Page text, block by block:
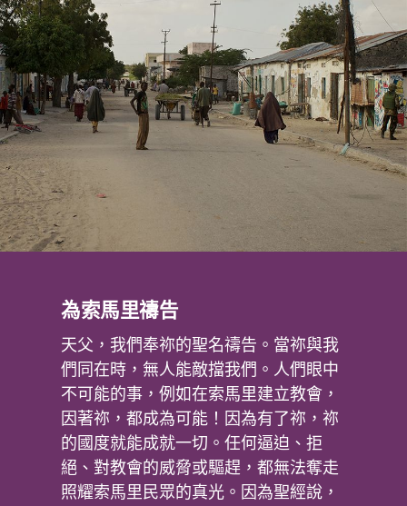
為索馬里禱告
天父，我們奉祢的聖名禱告。當祢與我
們同在時，無人能敵擋我們。人們眼中
不可能的事，例如在索馬里建立教會，
因著祢，都成為可能！因為有了祢，祢
的國度就能成就一切。任何逼迫、拒
絕、對教會的威脅或驅趕，都無法奪走
照耀索馬里民眾的真󠄉光。因為聖經說，